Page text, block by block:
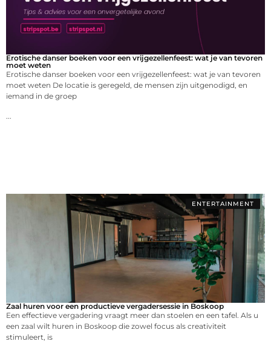
Erotische danser boeken voor een vrijgezellenfeest: wat je van tevoren
moet weten
Erotische danser boeken voor een vrijgezellenfeest: wat je van tevoren
moet weten De locatie is geregeld, de mensen zijn uitgenodigd, en
iemand in de groep
ENTERTAINMENT
Zaal huren voor een productieve vergadersessie in Boskoop
Een effectieve vergadering vraagt meer dan stoelen en een tafel. Als u
een zaal wilt huren in Boskoop die zowel focus als creativiteit
stimuleert, is